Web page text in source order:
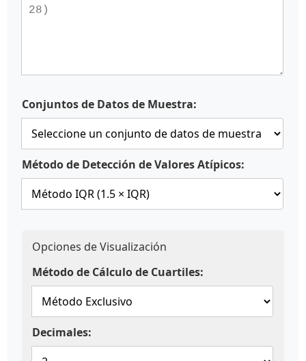
Conjuntos de Datos de Muestra:
Método de Detección de Valores Atípicos:
Opciones de Visualización
Método de Cálculo de Cuartiles:
Decimales: